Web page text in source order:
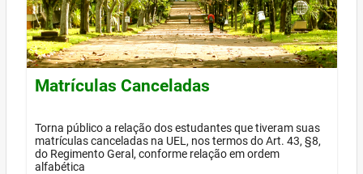
Matrículas Canceladas
Torna público a relação dos estudantes que tiveram suas
matrículas canceladas na UEL, nos termos do Art. 43, §8,
do Regimento Geral, conforme relação em ordem
alfabética